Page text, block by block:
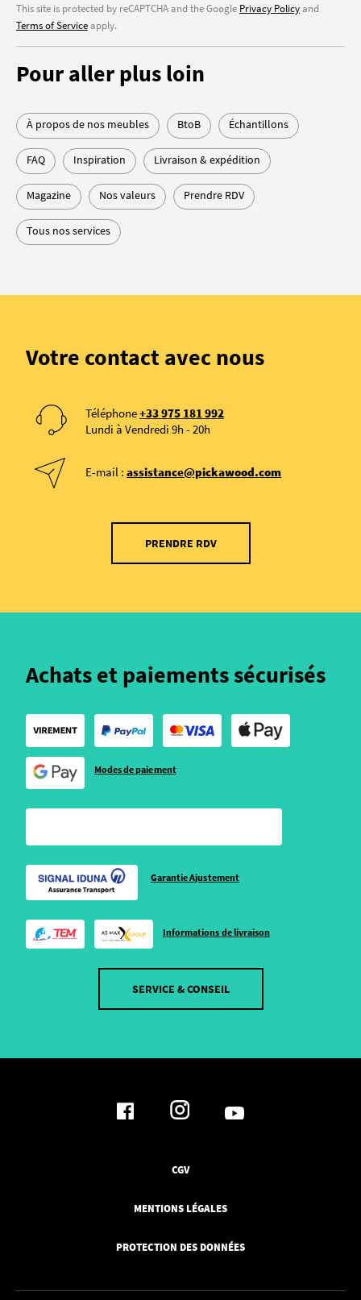
This site is protected by reCAPTCHA and the Google Privacy Policyand
Terms of Serviceapply.
Pour aller plus loin
À propos de nos meubles BtoB Échantillons
FAQ Inspiration Livraison & expédition
Magazine Nos valeurs Prendre RDV
Tous nos services
Votre contact avec nous
Téléphone+33 975 181 992
Lundi à Vendredi 9h - 20h
E-mail : assistance@pickawood.com
PRENDRE RDV
Achats et paiements sécurisés
Modes de paiement
Garantie Ajustement
Informations de livraison
SERVICE & CONSEIL
CGV
MENTIONS LÉGALES
PROTECTION DES DONNÉES